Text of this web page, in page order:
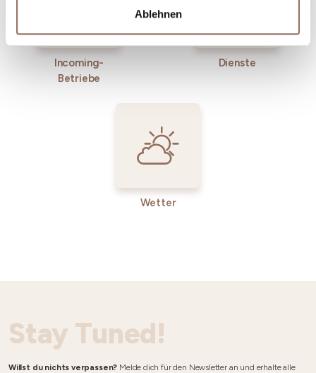
Ablehnen
Incoming-
Betriebe
Dienste
Wetter
Stay Tuned!
Willst du nichts verpassen? Melde dich für den Newsletter an und erhalte alle